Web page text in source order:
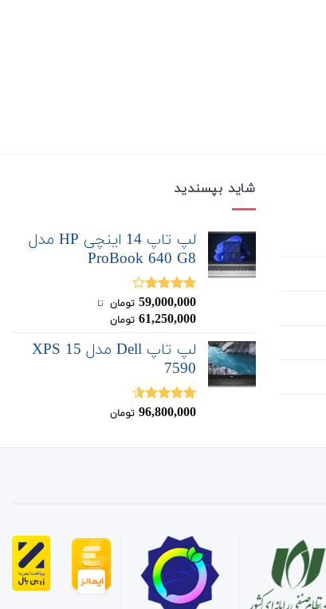
شاید بپسندید
لپ تاپ 14 اینچی HP مدل
ProBook 640 G8
نمره
4.00 از 5
59,000,000 تومان ‌ تا ‌
61,250,000 تومان
لپ تاپ Dell مدل XPS 15
7590
نمره4.50
96,800,000 تومان